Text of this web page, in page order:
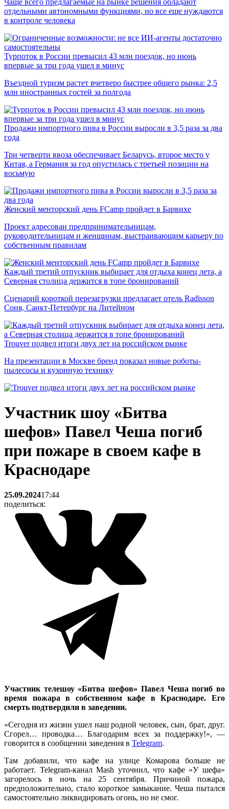
Чаще всего предлагаемые на рынке решения обладают
отдельными автономными функциями, но все еще нуждаются
в контроле человека
Турпоток в России превысил 43 млн поездок, но июнь
впервые за три года ушел в минус
Въездной туризм растет вчетверо быстрее общего рынка: 2,5
млн иностранных гостей за полгода
Продажи импортного пива в России выросли в 3,5 раза за два
года
Три четверти ввоза обеспечивает Беларусь, второе место у
Китая, а Германия за год опустилась с третьей позиции на
восьмую
Женский менторский день FCamp пройдет в Барвихе
Проект адресован предпринимательницам,
руководительницам и женщинам, выстраивающим карьеру по
собственным правилам
Каждый третий отпускник выбирает для отдыха конец лета, а
Северная столица держится в топе бронирований
Сценарий короткой перезагрузки предлагает отель Radisson
Соня, Санкт-Петербург на Литейном
Trouver подвел итоги двух лет на российском рынке
На презентации в Москве бренд показал новые роботы-
пылесосы и кухонную технику
Участник шоу «Битва
шефов» Павел Чеша погиб
при пожаре в своем кафе в
Краснодаре
25.09.202417:44
поделиться:
Участник телешоу «Битва шефов» Павел Чеша погиб во
время пожара в собственном кафе в Краснодаре. Его
смерть подтвердили в заведении.
«Сегодня из жизни ушел наш родной человек, сын, брат, друг.
Сгорел… проводка… Благодарим всех за поддержку!», —
говорится в сообщении заведения в Telegram.
Там добавили, что кафе на улице Комарова больше не
работает. Telegram-канал Mash уточнил, что кафе «У шефа»
загорелось в ночь на 25 сентября. Причиной пожара,
предположительно, стало короткое замыкание. Чеша пытался
самостоятельно ликвидировать огонь, но не смог.